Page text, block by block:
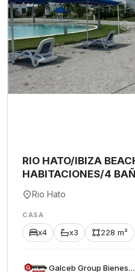
RIO HATO/IBIZA
HABITACIONES/4
Rio Hato
CASA
x4 x3 228 m²
Galceb Group Bienes Raices